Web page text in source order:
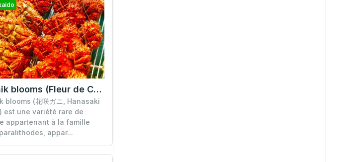
Kanik blooms (Fleur de Crabe)
blooms (花咲ガニ, Hanasaki
est une variété rare de
appartenant à la famille
appar...